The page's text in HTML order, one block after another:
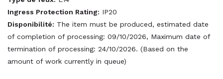
Ingress Protection Rating: IP20
Disponibilité: The item must be produced, estimated date
of completion of processing: 09/10/2026, Maximum date of
termination of processing: 24/10/2026. (Based on the
amount of work currently in queue)